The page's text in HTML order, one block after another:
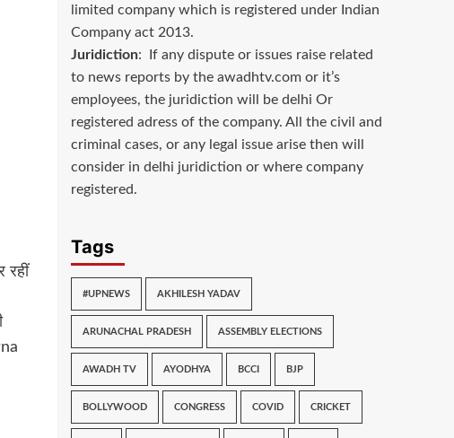
रहीं
limited company which is registered under Indian
Company act 2013.
Juridiction: If any dispute or issues raise related
to news reports by the awadhtv.com or it’s
employees, the juridiction will be delhi Or
registered adress of the company. All the civil and
criminal cases, or any legal issue arise then will
consider in delhi juridiction or where company
registered.
Tags
#UPNEWS AKHILESH YADAV
ARUNACHAL PRADESH ASSEMBLY ELECTIONS
AWADH TV AYODHYA BCCI BJP
BOLLYWOOD CONGRESS COVID CRICKET